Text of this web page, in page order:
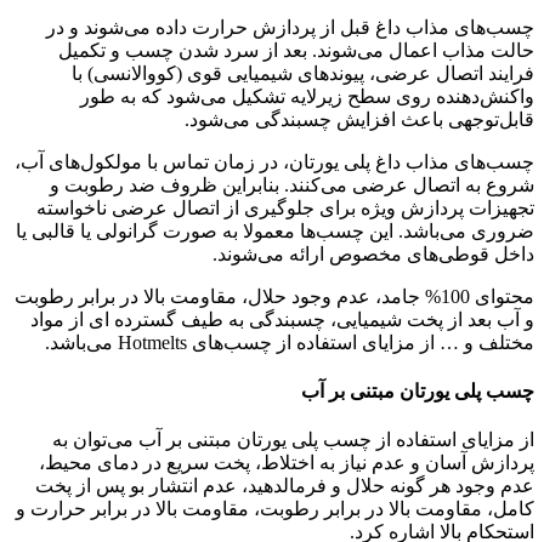
چسب‌های مذاب داغ قبل از پردازش حرارت داده می‌شوند و در
حالت مذاب اعمال می‌شوند. بعد از سرد شدن چسب و تکمیل
فرایند اتصال عرضی، پیوندهای شیمیایی قوی (کووالانسی) با
واکنش‌دهنده روی سطح زیرلایه تشکیل می‌شود که به طور
قابل‌توجهی باعث افزایش چسبندگی می‌شود.
چسب‌های مذاب داغ پلی یورتان، در زمان تماس با مولکول‌های آب،
شروع به اتصال عرضی می‌کنند. بنابراین ظروف ضد رطوبت و
تجهیزات پردازش ویژه برای جلوگیری از اتصال عرضی ناخواسته
ضروری می‌باشد. این چسب‌ها معمولا به صورت گرانولی یا قالبی یا
داخل قوطی‌های مخصوص ارائه می‌شوند.
محتوای 100% جامد، عدم وجود حلال، مقاومت بالا در برابر رطوبت
و آب بعد از پخت شیمیایی، چسبندگی به طیف گسترده ای از مواد
مختلف و … از مزایای استفاده از چسب‌های Hotmelts می‌باشد.
چسب پلی یورتان مبتنی بر آب
از مزایای استفاده از چسب پلی یورتان مبتنی بر آب می‌توان به
پردازش آسان و عدم نیاز به اختلاط، پخت سریع در دمای محیط،
عدم وجود هر گونه حلال و فرمالدهید، عدم انتشار بو پس از پخت
کامل، مقاومت بالا در برابر رطوبت، مقاومت بالا در برابر حرارت و
استحکام بالا اشاره کرد.